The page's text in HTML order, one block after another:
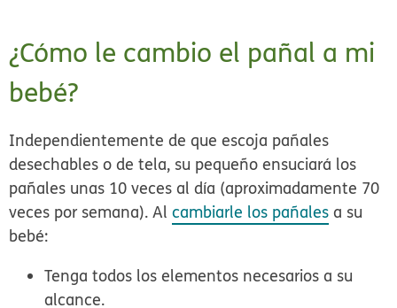
¿Cómo le cambio el pañal a mi
bebé?
Independientemente de que escoja pañales
desechables o de tela, su pequeño ensuciará los
pañales unas 10 vecesal día (aproximadamente 70
veces por semana). Alcambiarle los pañales a su
bebé:
Tenga todos los elementos necesarios a su
alcance.